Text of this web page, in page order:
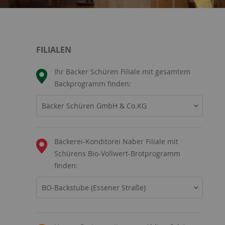
FILIALEN
Ihr Bäcker Schüren Filiale mit gesamtem
Backprogramm finden:
Bäcker Schüren GmbH & Co.KG
Bäckerei-Konditorei Naber Filiale mit
Schürens Bio-Vollwert-Brotprogramm
finden:
BO-Backstube (Essener Straße)